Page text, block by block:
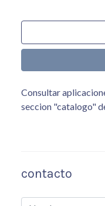
Consultar
seccion "catalogo"
contacto